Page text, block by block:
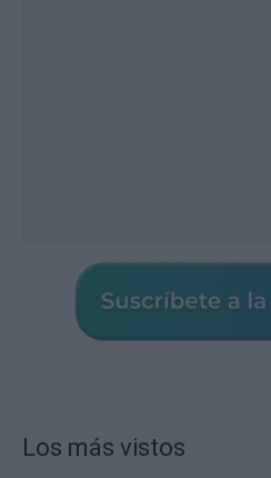
Los más vistos